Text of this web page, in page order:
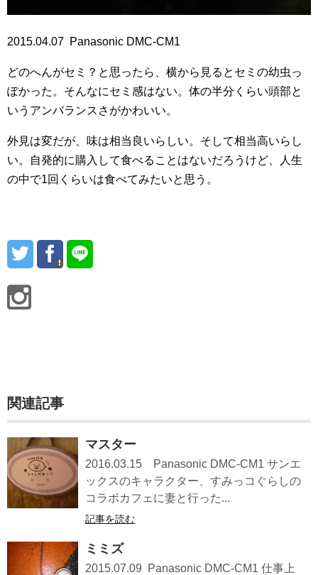
2015.04.07 Panasonic DMC-CM1
どのへんがセミ？と思ったら、横から見るとセミの幼虫っ
ぽかった。そんなにセミ感はない。体の半分くらい頭部と
いうアンバランスさがかわいい。
外見は変だが、味は相当良いらしい。そして相当高いらし
い。自発的に購入して食べることはないだろうけど、人生
の中で1回くらいは食べてみたいと思う。
関連記事
マスター
2016.03.15 Panasonic DMC-CM1 サンエ
ックスのキャラクター、すみっコぐらしの
コラボカフェに妻と行った...
記事を読む
ミミズ
2015.07.09 Panasonic DMC-CM1 仕事上